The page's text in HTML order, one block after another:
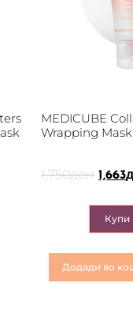
MEDICUBE
Wrapping
1,750ден 1,663
Купи
Додади во